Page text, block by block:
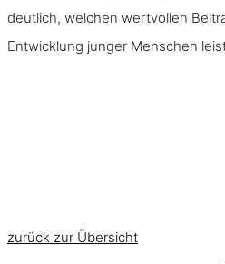
deutlich, welchen wertvollen
Entwicklung junger Menschen
zurück zur Übersicht